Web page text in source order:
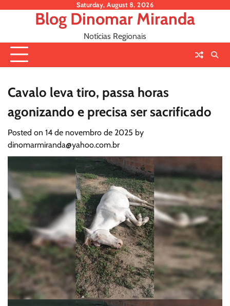
Saturday, August 8, 2026
Blog Dinomar Miranda
Notícias Regionais
Cavalo leva tiro, passa horas
agonizando e precisa ser sacrificado
Posted on 14 de novembro de 2025 by
dinomarmiranda@yahoo.com.br